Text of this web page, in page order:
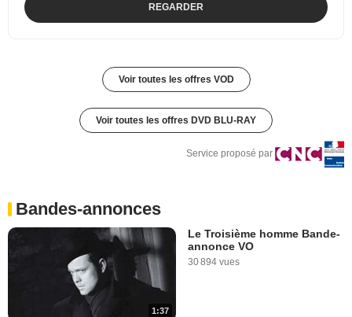
REGARDER
Voir toutes les offres VOD
Voir toutes les offres DVD BLU-RAY
Service proposé par
Bandes-annonces
1:37
Le Troisième homme Bande-
annonce VO
30 894 vues